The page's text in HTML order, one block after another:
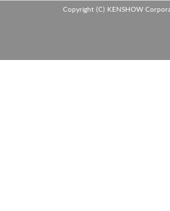
Copyright (C) KENSHOW